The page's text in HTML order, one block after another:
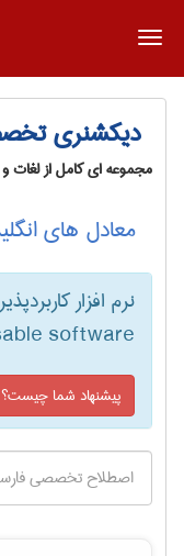
دیکشنری
مجموعه ای کامل از
معادل های
نرم ‌افزار کاربردپذیر
software
پیشنهاد شما چیست؟